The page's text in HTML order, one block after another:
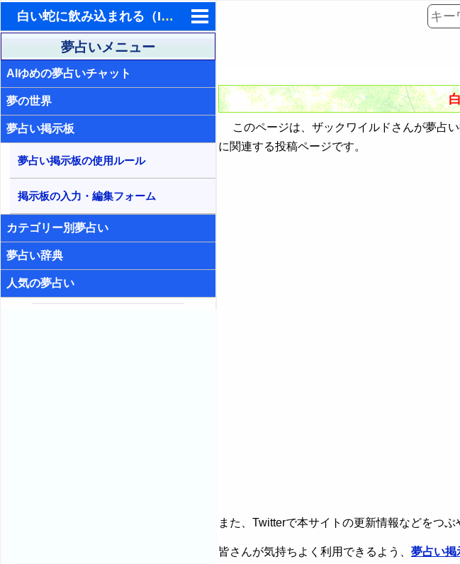
白い蛇に飲み込まれる（ID:327）- 夢占い掲示板
東洋・西洋占星術
ホラリー占星術
手相占いで未来診断
タロットカードで無料占い
命名の姓名判断
飛星派風水で住宅開運
男と女の心理学と心理テスト
夢占いメニュー
AIゆめの夢占いチャット
夢の世界
夢占い掲示板
夢占い掲示板の使用ルール
掲示板の入力・編集フォーム
カテゴリー別夢占い
夢占い辞典
人気の夢占い
このページは、ザックワイルドさんが夢占い
に関連する投稿ページです。
また、Twitterで本サイトの更新情報などをつぶ
皆さんが気持ちよく利用できるよう、 夢占い掲